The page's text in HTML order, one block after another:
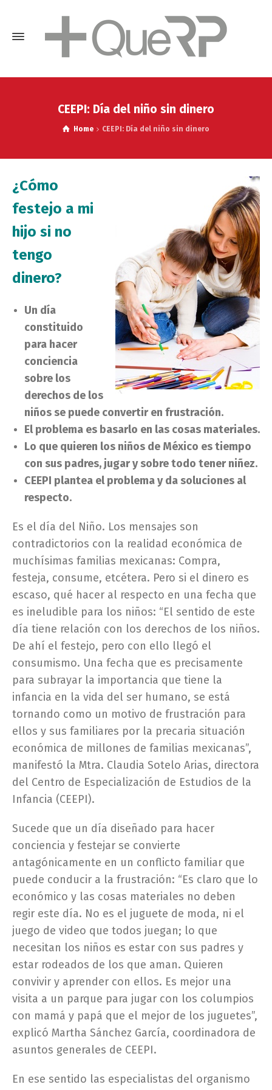
CEEPI: Día del niño sin dinero
Home CEEPI: Día del niño sin dinero
¿Cómo
festejo a mi
hijo si no
tengo
dinero?
Un día
constituido
para hacer
conciencia
sobre los
derechos de los
niños se puede convertir en frustración.
El problema es basarlo en las cosas materiales.
Lo que quieren los niños de México es tiempo
con sus padres, jugar y sobre todo tener niñez.
CEEPI plantea el problema y da soluciones al
respecto.
Es el día del Niño. Los mensajes son
contradictorios con la realidad económica de
muchísimas familias mexicanas: Compra,
festeja, consume, etcétera. Pero si el dinero es
escaso, qué hacer al respecto en una fecha que
es ineludible para los niños: “El sentido de este
día tiene relación con los derechos de los niños.
De ahí el festejo, pero con ello llegó el
consumismo. Una fecha que es precisamente
para subrayar la importancia que tiene la
infancia en la vida del ser humano, se está
tornando como un motivo de frustración para
ellos y sus familiares por la precaria situación
económica de millones de familias mexicanas”,
manifestó la Mtra. Claudia Sotelo Arias, directora
del Centro de Especialización de Estudios de la
Infancia (CEEPI).
Sucede que un día diseñado para hacer
conciencia y festejar se convierte
antagónicamente en un conflicto familiar que
puede conducir a la frustración: “Es claro que lo
económico y las cosas materiales no deben
regir este día. No es el juguete de moda, ni el
juego de video que todos juegan; lo que
necesitan los niños es estar con sus padres y
estar rodeados de los que aman. Quieren
convivir y aprender con ellos. Es mejor una
visita a un parque para jugar con los columpios
con mamá y papá que el mejor de los juguetes”,
explicó Martha Sánchez García, coordinadora de
asuntos generales de CEEPI.
En ese sentido las especialistas del organismo